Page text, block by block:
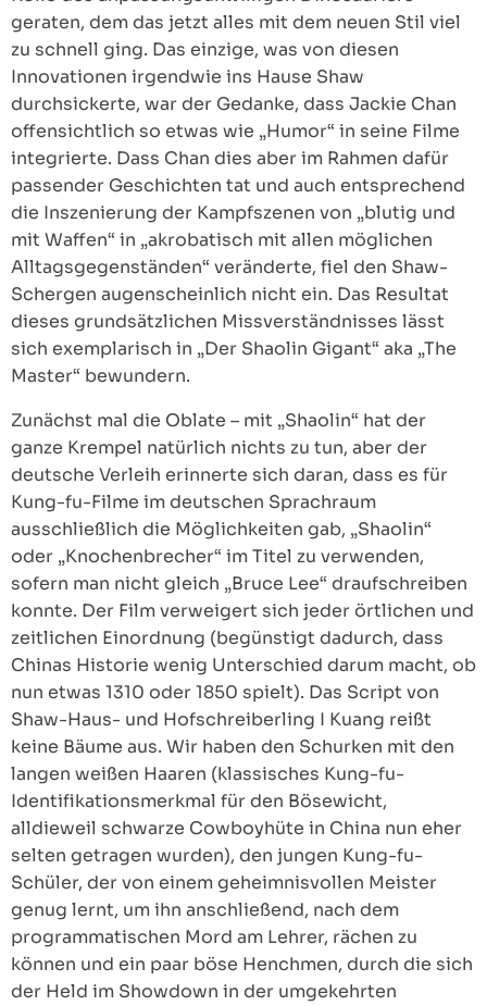
geraten, dem das jetzt alles mit dem neuen Stil viel
zu schnell ging. Das einzige, was von diesen
Innovationen irgendwie ins Hause Shaw
durchsickerte, war der Gedanke, dass Jackie Chan
offensichtlich so etwas wie „Humor“ in seine Filme
integrierte. Dass Chan dies aber im Rahmen dafür
passender Geschichten tat und auch entsprechend
die Inszenierung der Kampfszenen von „blutig und
mit Waffen“ in „akrobatisch mit allen möglichen
Alltagsgegenständen“ veränderte, fiel den Shaw-
Schergen augenscheinlich nicht ein. Das Resultat
dieses grundsätzlichen Missverständnisses lässt
sich exemplarisch in „Der Shaolin Gigant“ aka „The
Master“ bewundern.
Zunächst mal die Oblate – mit „Shaolin“ hat der
ganze Krempel natürlich nichts zu tun, aber der
deutsche Verleih erinnerte sich daran, dass es für
Kung-fu-Filme im deutschen Sprachraum
ausschließlich die Möglichkeiten gab, „Shaolin“
oder „Knochenbrecher“ im Titel zu verwenden,
sofern man nicht gleich „Bruce Lee“ draufschreiben
konnte. Der Film verweigert sich jeder örtlichen und
zeitlichen Einordnung (begünstigt dadurch, dass
Chinas Historie wenig Unterschied darum macht, ob
nun etwas 1310 oder 1850 spielt). Das Script von
Shaw-Haus- und Hofschreiberling I Kuang reißt
keine Bäume aus. Wir haben den Schurken mit den
langen weißen Haaren (klassisches Kung-fu-
Identifikationsmerkmal für den Bösewicht,
alldieweil schwarze Cowboyhüte in China nun eher
selten getragen wurden), den jungen Kung-fu-
Schüler, der von einem geheimnisvollen Meister
genug lernt, um ihn anschließend, nach dem
programmatischen Mord am Lehrer, rächen zu
können und ein paar böse Henchmen, durch die sich
der Held im Showdown in der umgekehrten